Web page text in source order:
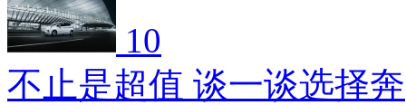
10
不止是超值 谈一谈选择奔